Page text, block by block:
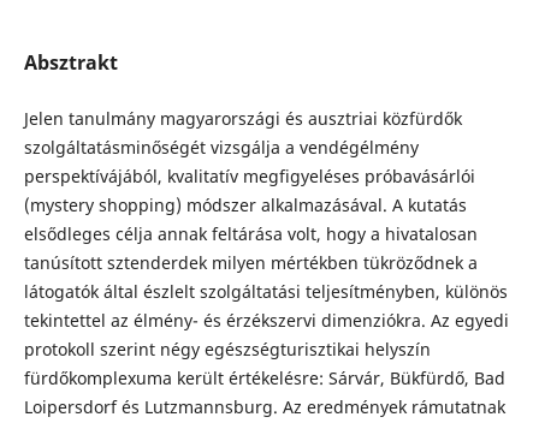
Absztrakt
Jelen tanulmány magyarországi és ausztriai közfürdők
szolgáltatásminőségét vizsgálja a vendégélmény
perspektívájából, kvalitatív megfigyeléses próbavásárlói
(mystery shopping) módszer alkalmazásával. A kutatás
elsődleges célja annak feltárása volt, hogy a hivatalosan
tanúsított sztenderdek milyen mértékben tükröződnek a
látogatók által észlelt szolgáltatási teljesítményben, különös
tekintettel az élmény- és érzékszervi dimenziókra. Az egyedi
protokoll szerint négy egészségturisztikai helyszín
fürdőkomplexuma került értékelésre: Sárvár, Bükfürdő, Bad
Loipersdorf és Lutzmannsburg. Az eredmények rámutatnak